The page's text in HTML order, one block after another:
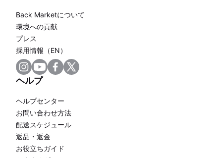
Back Marketについて
環境への貢献
プレス
採用情報（EN）
ヘルプ
ヘルプセンター
お問い合わせ方法
配送スケジュール
返品・返金
お役立ちガイド